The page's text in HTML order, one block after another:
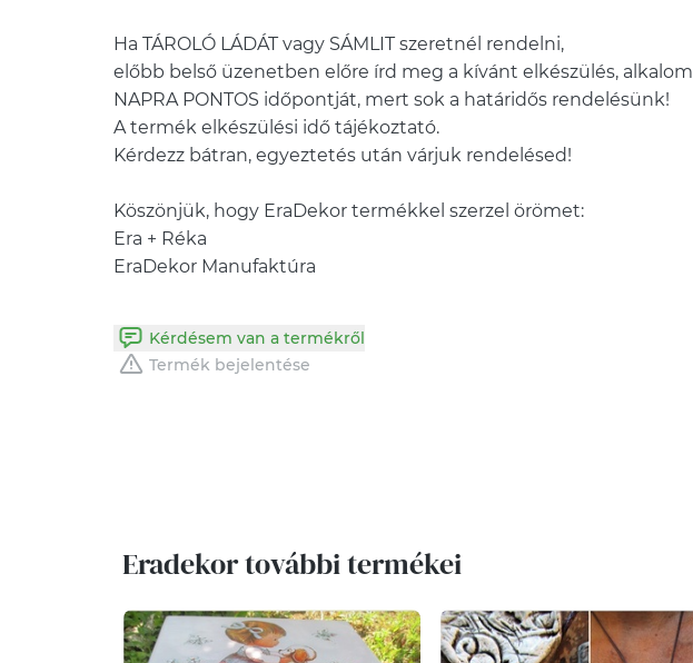
Ha TÁROLÓ LÁDÁT vagy SÁMLIT szeretnél rendelni,
előbb belső üzenetben előre írd meg a kívánt elkészülés, alkalom
NAPRA PONTOS időpontját, mert sok a határidős rendelésünk!
A termék elkészülési idő tájékoztató.
Kérdezz bátran, egyeztetés után várjuk rendelésed!
Köszönjük, hogy EraDekor termékkel szerzel örömet:
Era + Réka
EraDekor Manufaktúra
Kérdésem van a termékről
Termék bejelentése
Eradekor további termékei